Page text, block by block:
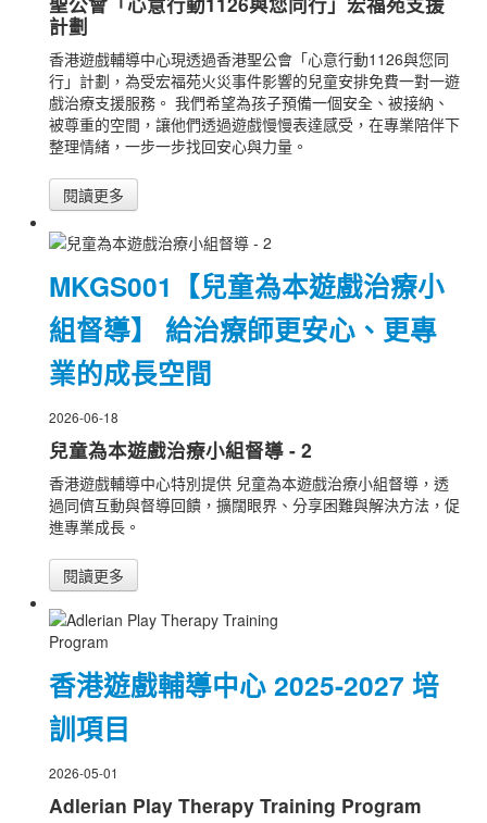
計劃
香港遊戲輔導中心現透過香港聖公會「心意行動1126與您同
行」計劃，為受宏福苑火災事件影響的兒童安排免費一對一遊
戲治療支援服務。 我們希望為孩子預備一個安全、被接納、
被尊重的空間，讓他們透過遊戲慢慢表達感受，在專業陪伴下
整理情緒，一步一步找回安心與力量。
閱讀更多
MKGS001【兒童為本遊戲治療小
組督導】 給治療師更安心、更專
業的成長空間
2026-06-18
兒童為本遊戲治療小組督導 - 2
香港遊戲輔導中心特別提供 兒童為本遊戲治療小組督導，透
過同儕互動與督導回饋，擴闊眼界、分享困難與解決方法，促
進專業成長。
閱讀更多
香港遊戲輔導中心 2025-2027 培
訓項目
2026-05-01
Adlerian Play Therapy Training Program